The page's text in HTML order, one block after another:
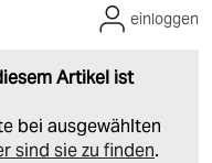
Artikel ist
bei ausgewählten
sind sie zu finden.
einloggen